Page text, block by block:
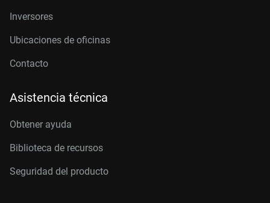
Inversores
Ubicaciones de oficinas
Contacto
Asistencia técnica
Obtener ayuda
Biblioteca de recursos
Seguridad del producto